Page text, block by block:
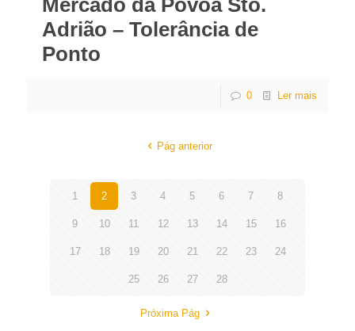
Adrião – Tolerância de
Ponto
0 Ler mais
Pág anterior
1 2 3 4 5 6 7 8
9 10 11 12 13 14 15 16
17 18 19 20 21 22 23 24
25 26 27 28
Próxima Pág